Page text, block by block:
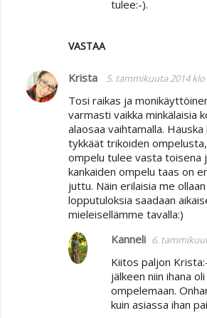
VASTAA
tulee:-).
Krista 5. tammikuuta 2014 klo
Tosi raikas ja
varmasti vaikka minkälaisia
alaosaa vaihtamalla. Hauska
tykkäät trikoiden
ompelu tulee vasta toisena
kankaiden ompelu taas on
juttu. Näin erilaisia me
lopputuloksia saadaan
mieleisellämme tavalla:)
Kanneli 6.
Kiitos paljon
jälkeen niin ihana oli
ompelemaan.
kuin asiassa ihan